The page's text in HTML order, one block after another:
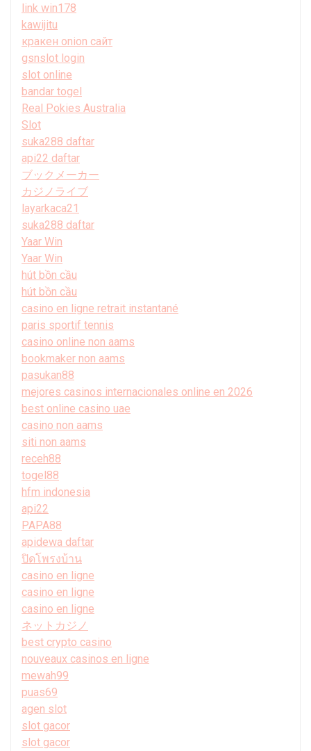
link win178
kawijitu
кракен onion сайт
gsnslot login
slot online
bandar togel
Real Pokies Australia
Slot
suka288 daftar
api22 daftar
ブックメーカー
カジノライブ
layarkaca21
suka288 daftar
Yaar Win
Yaar Win
hút bồn cầu
hút bồn cầu
casino en ligne retrait instantané
paris sportif tennis
casino online non aams
bookmaker non aams
pasukan88
mejores casinos internacionales online en 2026
best online casino uae
casino non aams
siti non aams
receh88
togel88
hfm indonesia
api22
PAPA88
apidewa daftar
ปิดโพรงบ้าน
casino en ligne
casino en ligne
casino en ligne
ネットカジノ
best crypto casino
nouveaux casinos en ligne
mewah99
puas69
agen slot
slot gacor
slot gacor